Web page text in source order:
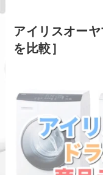
アイリスオー
を比較］